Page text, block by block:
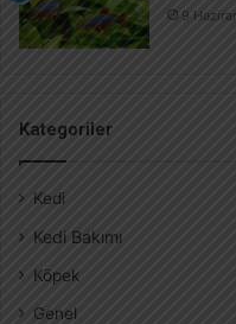
9
Kategoriler
Kedi
Kedi Bakımı
Köpek
Genel